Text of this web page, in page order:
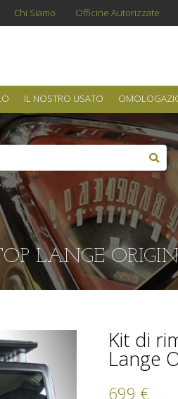
Chi Siamo Officine Autorizzate
IL NOSTRO USATO
LANGE
Kit di
Lange
699 €